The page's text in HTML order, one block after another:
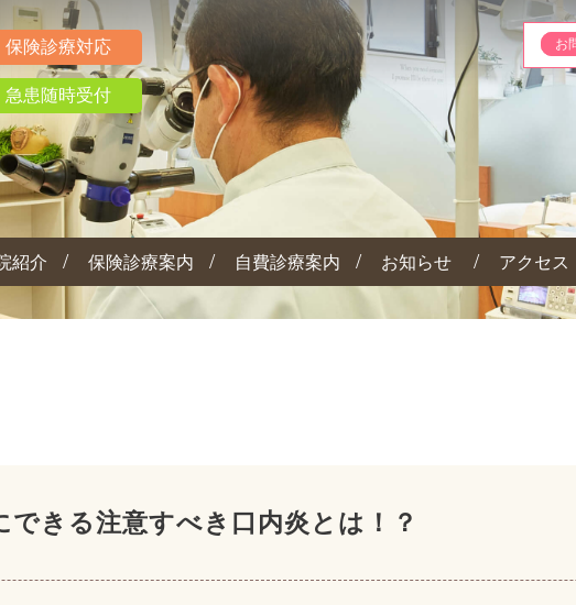
保険診療対応
急患随時受付
お
紹介 保険診療案内 自費診療案内 お知らせ アクセス
できる注意すべき口内炎とは！？